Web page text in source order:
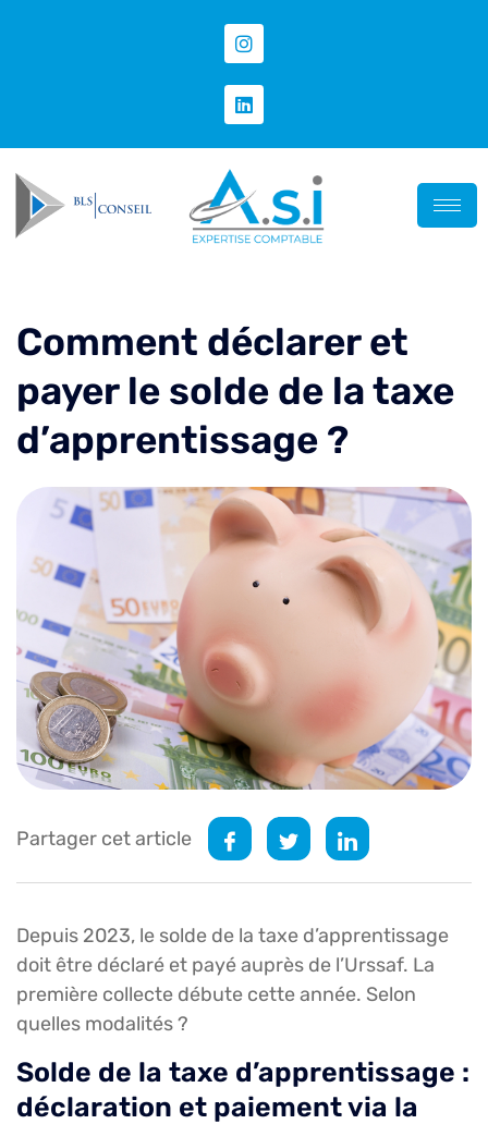
Comment déclarer et
payer le solde de la taxe
d’apprentissage ?
Partager cet article
Depuis 2023, le solde de la taxe d’apprentissage
doit être déclaré et payé auprès de l’Urssaf. La
première collecte débute cette année. Selon
quelles modalités ?
Solde de la taxe d’apprentissage :
déclaration et paiement via la